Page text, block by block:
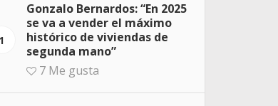
1
Gonzalo Bernardos: “En 2025
se va a vender el máximo
histórico de viviendas de
segunda mano”
7 Me gusta